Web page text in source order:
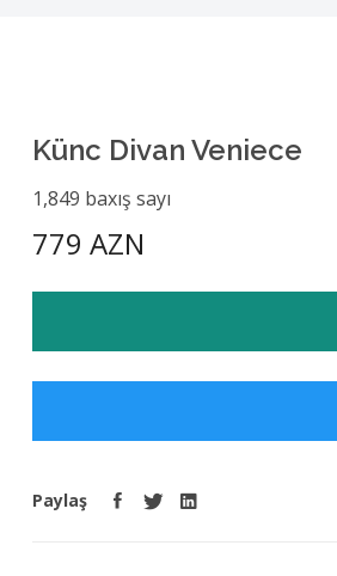
Künc Divan Veniece
1,849 baxış sayı
779 AZN
Paylaş